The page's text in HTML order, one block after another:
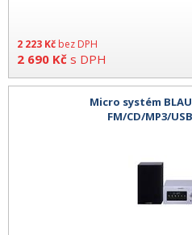
2 223 Kč bez DPH
2 690 Kč s DPH
Micro systém
FM/CD/MP3/